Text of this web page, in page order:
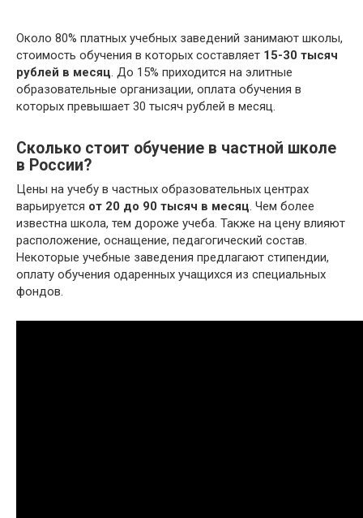
Около 80% платных учебных заведений занимают школы,
стоимость обучения в которых составляет 15-30 тысяч
рублей в месяц. До 15% приходится на элитные
образовательные организации, оплата обучения в
которых превышает 30 тысяч рублей в месяц.
Сколько стоит обучение в частной школе
в России?
Цены на учебу в частных образовательных центрах
варьируется от 20 до 90 тысяч в месяц. Чем более
известна школа, тем дороже учеба. Также на цену влияют
расположение, оснащение, педагогический состав.
Некоторые учебные заведения предлагают стипендии,
оплату обучения одаренных учащихся из специальных
фондов.